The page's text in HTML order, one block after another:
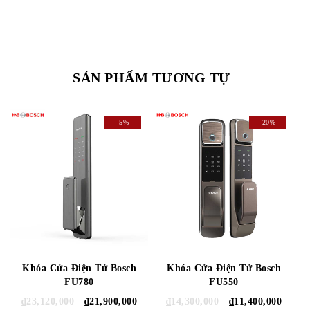
SẢN PHẨM TƯƠNG TỰ
-5%
Khóa Cửa Điện Tử Bosch
FU780
₫23,120,000 ₫21,900,000
-20%
Khóa Cửa Điện Tử Bosch
FU550
₫14,300,000 ₫11,400,000